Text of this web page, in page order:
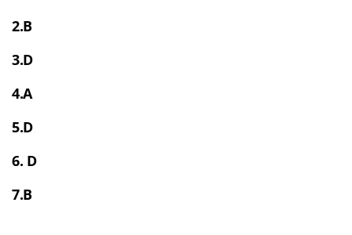
2.B
3.D
4.A
5.D
6. D
7.B